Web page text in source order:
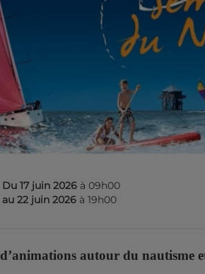
Du 17 juin 2026 à 09h00
au 22 juin 2026 à 19h00
autour du nautisme